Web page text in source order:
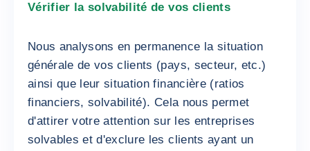
Vérifier la solvabilité de vos clients
Nous analysons en permanence la situation
générale de vos clients (pays, secteur, etc.)
ainsi que leur situation financière (ratios
financiers, solvabilité). Cela nous permet
d'attirer votre attention sur les entreprises
solvables et d'exclure les clients ayant un